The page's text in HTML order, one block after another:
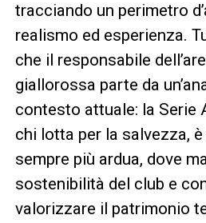
tracciando un perimetro
realismo ed esperienza.
che il responsabile
giallorossa parte da
contesto attuale: la Serie
chi lotta per la salvezza,
sempre più ardua, dove
sostenibilità del club e
valorizzare il patrimonio